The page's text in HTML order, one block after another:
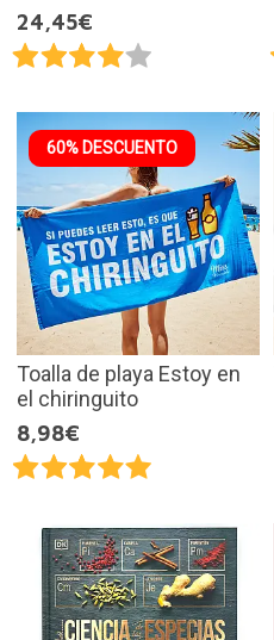
24,45€
60% DESCUENTO
Toalla de playa Estoy en
el chiringuito
8,98€